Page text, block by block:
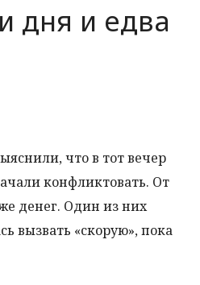
дня и едва
что в тот вечер
конфликтовать. От
денег. Один из них
вызвать «скорую», пока